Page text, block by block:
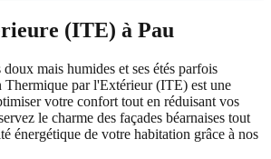
(ITE) à Pau
mais humides et ses étés parfois
Thermique par l'Extérieur (ITE) est une
votre confort tout en réduisant vos
le charme des façades béarnaises tout
énergétique de votre habitation grâce à nos